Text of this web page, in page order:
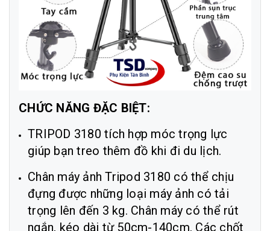
CHỨC NĂNG ĐẶC BIỆT:
TRIPOD 3180 tích hợp móc trọng lực
giúp bạn treo thêm đồ khi đi du lịch.
Chân máy ảnh Tripod 3180 có thể chịu
đựng được những loại máy ảnh có tải
trọng lên đến 3 kg. Chân máy có thể rút
ngắn, kéo dài từ 50cm-140cm. Các chốt